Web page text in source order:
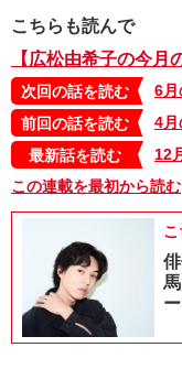
こちらも読んで
【広松由希子の今月
次回の話を読む
前回の話を読む
最新話を読む
この連載を最初から読む